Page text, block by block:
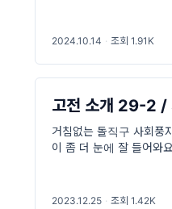
2024.10.14 · 조회 1.91K
고전 소개 29-2 /
거침없는 돌직구 사회풍
이 좀 더 눈에 잘 들어와
2023.12.25 · 조회 1.42K